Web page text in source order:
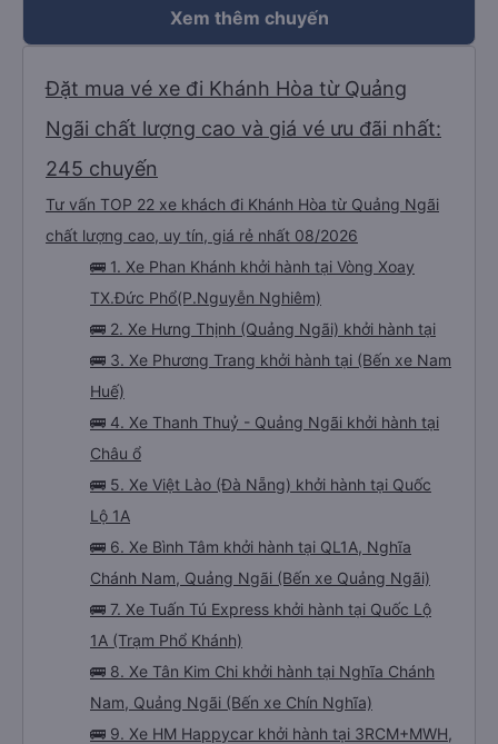
Xem thêm chuyến
Đặt mua vé xe đi Khánh Hòa từ Quảng
Ngãi chất lượng cao và giá vé ưu đãi nhất:
245 chuyến
Tư vấn TOP 22 xe khách đi Khánh Hòa từ Quảng Ngãi
chất lượng cao, uy tín, giá rẻ nhất 08/2026
🚌 1. Xe Phan Khánh khởi hành tại Vòng Xoay
TX.Đức Phổ(P.Nguyễn Nghiêm)
🚌 2. Xe Hưng Thịnh (Quảng Ngãi) khởi hành tại
🚌 3. Xe Phương Trang khởi hành tại (Bến xe Nam
Huế)
🚌 4. Xe Thanh Thuỷ - Quảng Ngãi khởi hành tại
Châu ổ
🚌 5. Xe Việt Lào (Đà Nẵng) khởi hành tại Quốc
Lộ 1A
🚌 6. Xe Bình Tâm khởi hành tại QL1A, Nghĩa
Chánh Nam, Quảng Ngãi (Bến xe Quảng Ngãi)
🚌 7. Xe Tuấn Tú Express khởi hành tại Quốc Lộ
1A (Trạm Phổ Khánh)
🚌 8. Xe Tân Kim Chi khởi hành tại Nghĩa Chánh
Nam, Quảng Ngãi (Bến xe Chín Nghĩa)
🚌 9. Xe HM Happycar khởi hành tại 3RCM+MWH,